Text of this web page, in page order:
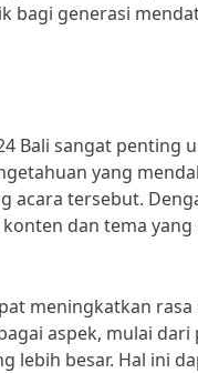
bagi generasi
Bali sangat penting
yang
acara tersebut.
dan tema
meningkatkan
aspek, mulai
lebih besar. Hal ini